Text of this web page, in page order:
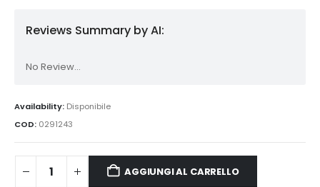
Reviews Summary by AI:
No Review...
Availability: Disponibile
COD: 0291243
AGGIUNGI AL CARRELLO